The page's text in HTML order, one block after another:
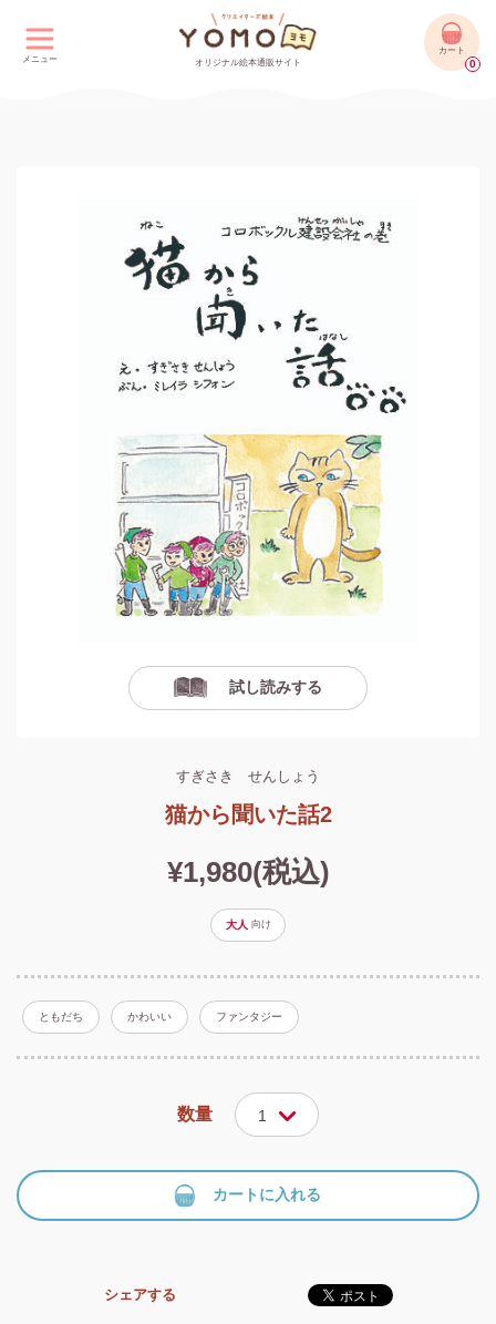
メニュー オリジナル絵本通販サイト
カート
0
試し読みする
すぎさき せんしょう
猫から聞いた話2
¥1,980(税込)
大人 向け
ともだち かわいい ファンタジー
数量 1
カートに入れる
シェアする